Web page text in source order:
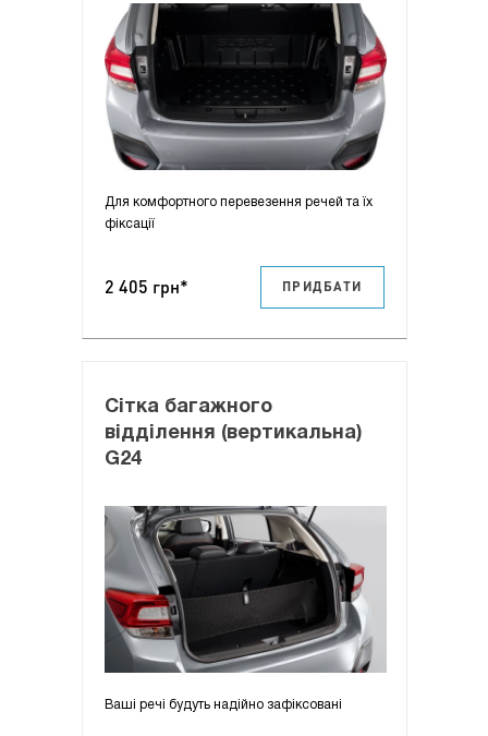
Для комфортного перевезення речей та їх
фіксації
2 405 грн* ПРИДБАТИ
Сітка багажного
відділення (вертикальна)
G24
Ваші речі будуть надійно зафіксовані